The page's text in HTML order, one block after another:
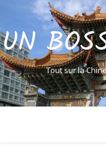
UN
Tout sur la